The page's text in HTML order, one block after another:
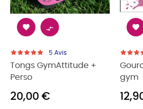
 
5 Avis
Tongs GymAttitude +
Perso
20,00 €

gym